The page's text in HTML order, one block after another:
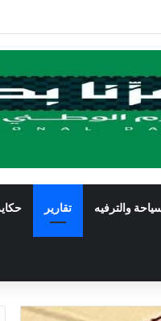
وسط حضور رسمي وشعبي كبير
والترفيه تقارير